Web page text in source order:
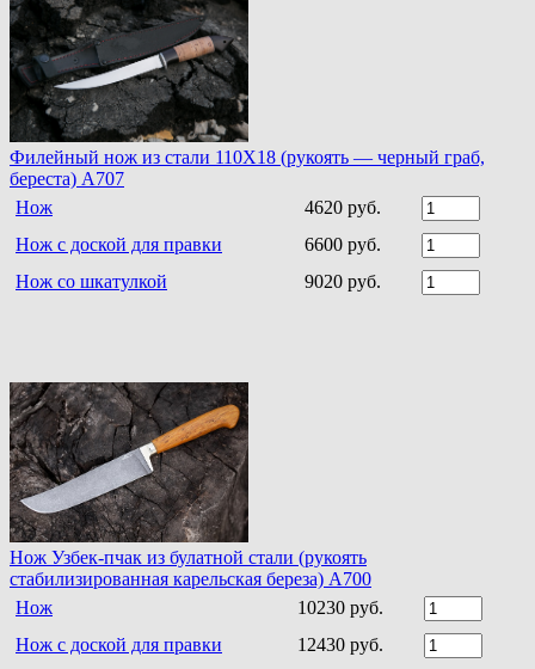
Филейный нож из стали 110Х18 (рукоять — черный граб,
береста) A707
Нож
4620 руб.
Нож с доской для правки
6600 руб.
Нож со шкатулкой
9020 руб.
Нож Узбек-пчак из булатной стали (рукоять
стабилизированная карельская береза) A700
Нож
10230 руб.
Нож с доской для правки
12430 руб.